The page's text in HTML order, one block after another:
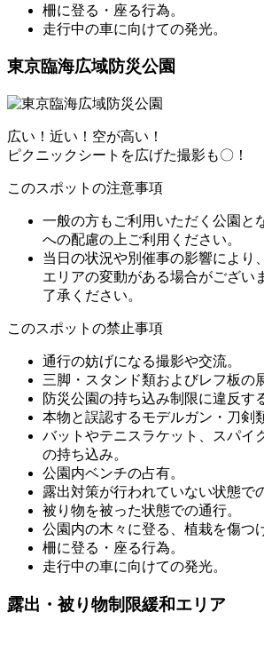
柵に登る・座る行為。
走行中の車に向けての発光。
東京臨海広域防災公園
広い！近い！空が高い！
ピクニックシートを広げた撮影も〇！
このスポットの注意事項
一般の方もご利用いただく公園と
への配慮の上ご利用ください。
当日の状況や別催事の影響により
エリアの変動がある場合がござい
了承ください。
このスポットの禁止事項
通行の妨げになる撮影や交流。
三脚・スタンド類およびレフ板の
防災公園の持ち込み制限に違反す
本物と誤認するモデルガン・刀剣
バットやテニスラケット、スパイ
の持ち込み。
公園内ベンチの占有。
露出対策が行われていない状態で
被り物を被った状態での通行。
公園内の木々に登る、植栽を傷つ
柵に登る・座る行為。
走行中の車に向けての発光。
露出・被り物制限緩和エリア